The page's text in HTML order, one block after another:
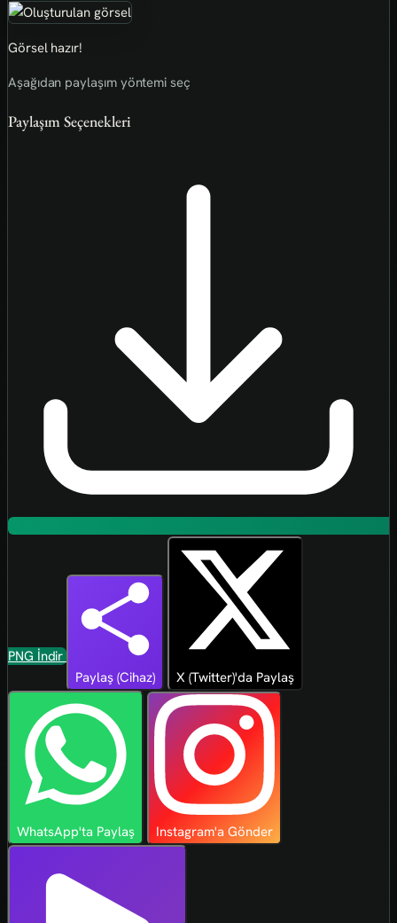
Görsel hazır!
Aşağıdan paylaşım yöntemi seç
Paylaşım Seçenekleri
PNG İndir
Paylaş (Cihaz)
X (Twitter)'da Paylaş
WhatsApp'ta Paylaş Instagram'a Gönder